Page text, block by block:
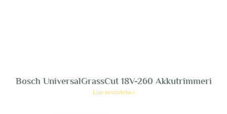
Bosch UniversalGrassCut 18V-260 Akkutrimmeri
Lue arvostelu »